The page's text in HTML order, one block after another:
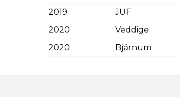
2019 JUF
2020
Veddige
2020
Bjärnum